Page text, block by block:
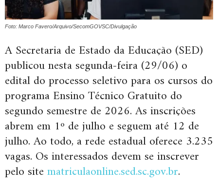
Foto: Marco Favero/Arquivo/SecomGOVSC/Divulgação
A Secretaria de Estado da Educação (SED)
publicou nesta segunda-feira (29/06) o
edital do processo seletivo para os cursos do
programa Ensino Técnico Gratuito do
segundo semestre de 2026. As inscrições
abrem em 1º de julho e seguem até 12 de
julho. Ao todo, a rede estadual oferece 3.235
vagas. Os interessados devem se inscrever
pelo sitematriculaonline.sed.sc.gov.br.